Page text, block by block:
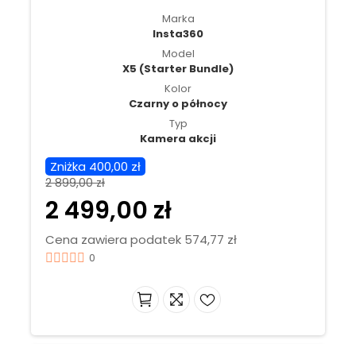
Marka
Insta360
Model
X5 (Starter Bundle)
Kolor
Czarny o północy
Typ
Kamera akcji
Zniżka 400,00 zł
2 899,00 zł
2 499,00 zł
Cena zawiera podatek 574,77 zł
0